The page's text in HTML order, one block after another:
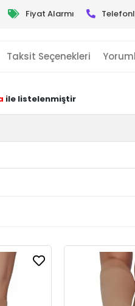
Fiyat Alarmı
Taksit Seçenekleri
ile listelenmiştir